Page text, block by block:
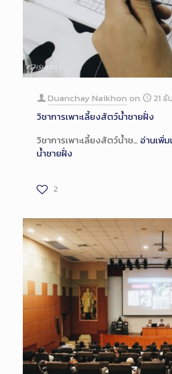
Duanchay Naikhon on
21
วิชาการเพาะเลี้ยงสัตว์น้ำชายฝั่ง
วิชาการเพาะเลี้ยงสัตว์น้ำช… อ่านเพิ่ม
น้ำชายฝั่ง
2